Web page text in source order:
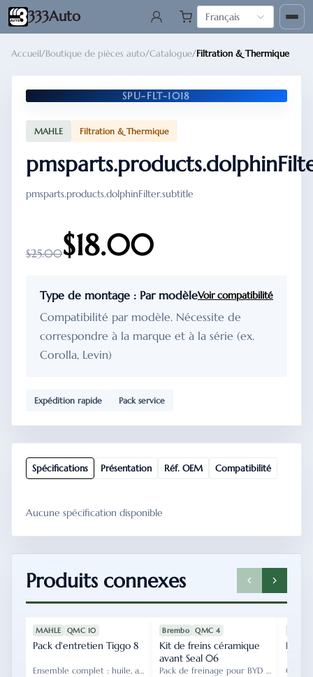
333Auto Français
Accueil/Boutique de pièces auto/Catalogue/Filtration & Thermique
SPU-FLT-1018
MAHLE Filtration & Thermique
pmsparts.products.dolphinFilter.subtitle
$25.00$18.00
Type de montage : Par modèleVoir compatibilité
Compatibilité par modèle. Nécessite de
correspondre à la marque et à la série (ex.
Corolla, Levin)
Expédition rapide Pack service
Spécifications Présentation Réf. OEM Compatibilité
Aucune spécification disponible
Produits connexes
FLT-T8P-SVC
SPU-
FLT-
TIGGO8
MAHLE QMC 10
Pack d'entretien Tiggo 8
Ensemble complet : huile, air et habitacle.
BRK-SEAL06-F
SPU-
BRK-
Brembo QMC 4
Kit de freins céramique
avant Seal 06
Pack de freinage pour BYD Seal 06 et Qin L DM-i.